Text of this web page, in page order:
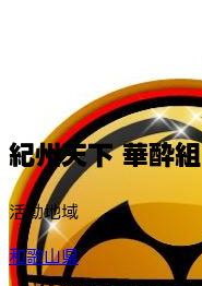
紀州天下 華酔組
活動地域
和歌山県